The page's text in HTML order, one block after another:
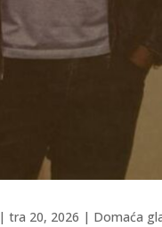
|tra 20, 2026 | Domaća